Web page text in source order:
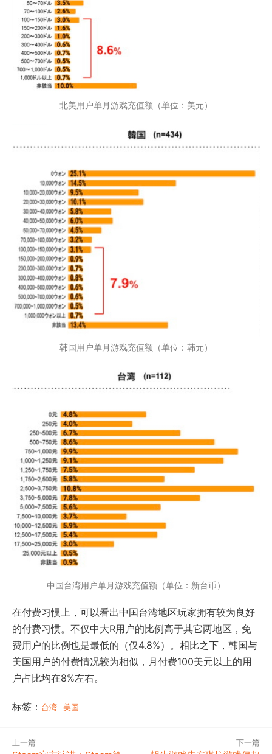
北美用户单月游戏充值额（单位：美元）
韩国用户单月游戏充值额（单位：韩元）
中国台湾用户单月游戏充值额（单位：新台币）
在付费习惯上，可以看出中国台湾地区玩家拥有较为良好
的付费习惯。不仅中大R用户的比例高于其它两地区，免
费用户的比例也是最低的（仅4.8%）。相比之下，韩国与
美国用户的付费情况较为相似，月付费100美元以上的用
户占比均在8%左右。
标签： 台湾 美国
上一篇 下一篇